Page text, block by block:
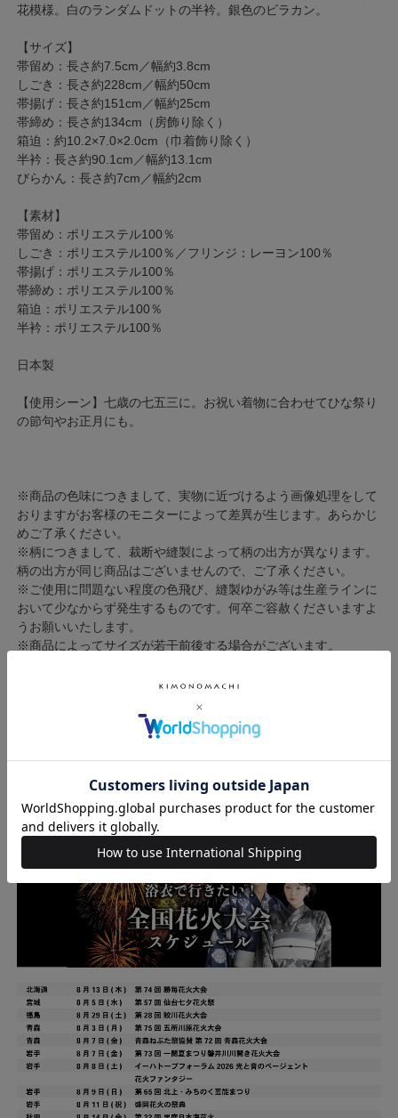
花模様。白のランダムドットの半衿。銀色のビラカン。
【サイズ】
帯留め：長さ約7.5cm／幅約3.8cm
しごき：長さ約228cm／幅約50cm
帯揚げ：長さ約151cm／幅約25cm
帯締め：長さ約134cm（房飾り除く）
箱迫：約10.2×7.0×2.0cm（巾着飾り除く）
半衿：長さ約90.1cm／幅約13.1cm
びらかん：長さ約7cm／幅約2cm
【素材】
帯留め：ポリエステル100％
しごき：ポリエステル100％／フリンジ：レーヨン100％
帯揚げ：ポリエステル100％
帯締め：ポリエステル100％
箱迫：ポリエステル100％
半衿：ポリエステル100％
日本製
【使用シーン】七歳の七五三に。お祝い着物に合わせてひな祭り
の節句やお正月にも。
※商品の色味につきまして、実物に近づけるよう画像処理をして
おりますがお客様のモニターによって差異が生じます。あらかじ
めご了承ください。
※柄につきまして、裁断や縫製によって柄の出方が異なります。
柄の出方が同じ商品はございませんので、ご了承ください。
※ご使用に問題ない程度の色飛び、縫製ゆがみ等は生産ラインに
おいて少なからず発生するものです。何卒ご容赦くださいますよ
うお願いいたします。
※商品によってサイズが若干前後する場合がございます。
◇ご一緒にいかがですか？◇